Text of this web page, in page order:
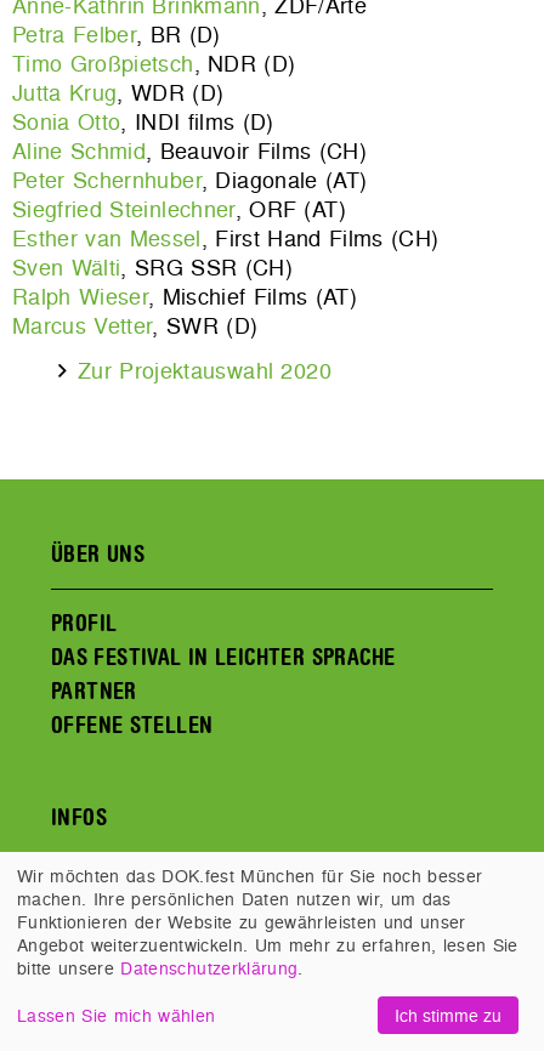
Petra Felber, BR (D)
Timo Großpietsch, NDR (D)
Jutta Krug, WDR (D)
Sonia Otto, INDI films (D)
Aline Schmid, Beauvoir Films (CH)
Peter Schernhuber, Diagonale (AT)
Siegfried Steinlechner, ORF (AT)
Esther van Messel, First Hand Films (CH)
Sven Wälti, SRG SSR (CH)
Ralph Wieser, Mischief Films (AT)
Marcus Vetter, SWR (D)
Zur Projektauswahl 2020
ÜBER UNS
PROFIL
DAS FESTIVAL IN LEICHTER SPRACHE
PARTNER
OFFENE STELLEN
INFOS
HILFE UND FAQS
AGBS
IMPRESSUM UND DATENSCHUTZ
Wir möchten das DOK.fest München für Sie noch besser
machen. Ihre persönlichen Daten nutzen wir, um das
Funktionieren der Website zu gewährleisten und unser
Angebot weiterzuentwickeln. Um mehr zu erfahren, lesen Sie
bitte unsere Datenschutzerklärung.
Lassen Sie mich wählen Ich stimme zu